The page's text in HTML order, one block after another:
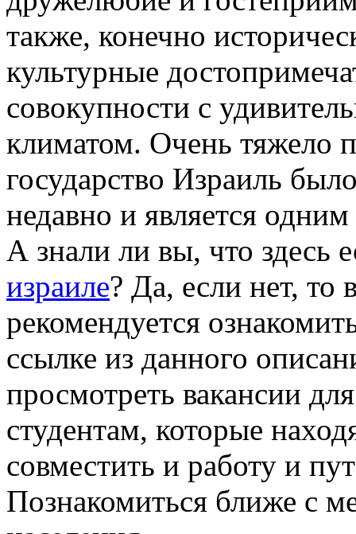
также, конечно
культурные
совокупности с
климатом. Очень тяжело
государство Израиль
недавно и является
А знали ли вы, что здесь
израиле? Да, если нет, то
рекомендуется
ссылке из данного
просмотреть вакансии
студентам, которые
совместить и работу и
Познакомиться ближе с